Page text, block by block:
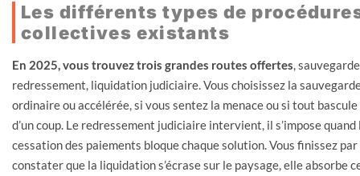
Les différents types de
collectives existants
En 2025, vous trouvez trois grandes routes offertes,
redressement, liquidation judiciaire. Vous choisissez la
ordinaire ou accélérée, si vous sentez la menace ou si tout bascule
d’un coup. Le redressement judiciaire intervient, il s’impose quand
cessation des paiements bloque chaque solution. Vous finissez par
constater que la liquidation s’écrase sur le paysage, elle absorbe